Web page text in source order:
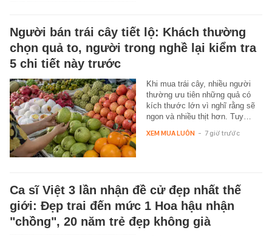
Người bán trái cây tiết lộ: Khách thường
chọn quả to, người trong nghề lại kiểm tra
5 chi tiết này trước
Khi mua trái cây, nhiều người
thường ưu tiên những quả có
kích thước lớn vì nghĩ rằng sẽ
ngon và nhiều thịt hơn. Tuy…
XEM MUA LUÔN - 7 giờ trước
Ca sĩ Việt 3 lần nhận đề cử đẹp nhất thế
giới: Đẹp trai đến mức 1 Hoa hậu nhận
"chồng", 20 năm trẻ đẹp không già